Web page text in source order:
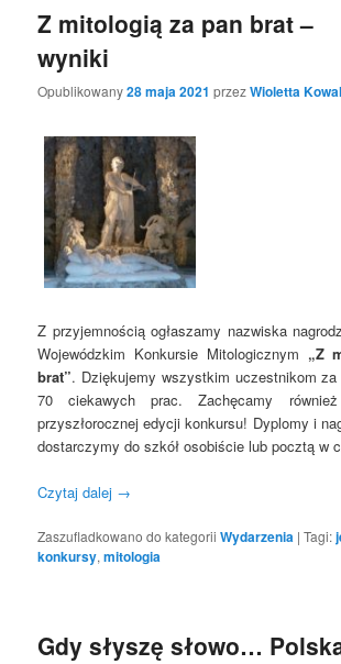
Z mitologią za pan brat –
wyniki
Opublikowany28 maja 2021 przezWioletta
Z przyjemnością ogłaszamy nazwiska
Wojewódzkim Konkursie Mitologicznym „Z
brat”. Dziękujemy wszystkim uczestnikom za
70 ciekawych prac. Zachęcamy
przyszłorocznej edycji konkursu! Dyplomy i
dostarczymy do szkół osobiście lub pocztą w
Czytaj dalej →
Zaszufladkowano do kategorii Wydarzenia |Tagi:
konkursy,mitologia
Gdy słyszę słowo…